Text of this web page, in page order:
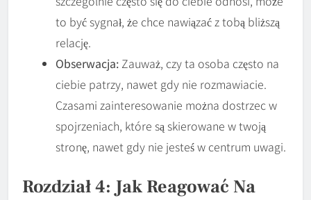
to być sygnał, że chce nawiązać z tobą bliższą
relację.
Obserwacja: Zauważ, czy ta osoba często na
ciebie patrzy, nawet gdy nie rozmawiacie.
Czasami zainteresowanie można dostrzec w
spojrzeniach, które są skierowane w twoją
stronę, nawet gdy nie jesteś w centrum uwagi.
Rozdział 4: Jak Reagować Na